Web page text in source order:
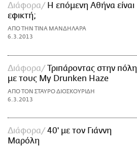
Διάφορα
H επόμενη Αθήνα είναι
εφικτή;
ΑΠΟ ΤΗΝ ΤΙΝΑ ΜΑΝΔΗΛΑΡΑ
6.3.2013
Διάφορα
Τριπάροντας στην πόλη
με τους My Drunken Haze
ΑΠΟ ΤΟΝ ΣΤΑΥΡΟ ΔΙΟΣΚΟΥΡΙΔΗ
6.3.2013
Διάφορα
40' με τον Γιάννη
Μαρόλη